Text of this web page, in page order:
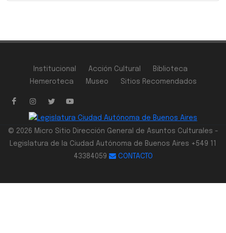
Institucional Acción Cultural
Biblioteca
Hemeroteca
Museo Sitios Recomendados
© 2026 Micro Sitio Dirección General de Asuntos Culturales -
Legislatura de la Ciudad Autónoma de Buenos Aires +549 11
43384059
CONTACTO